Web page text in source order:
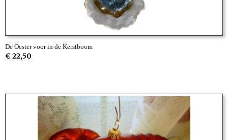
De Oester voor in de Kerstboom
€ 22,50